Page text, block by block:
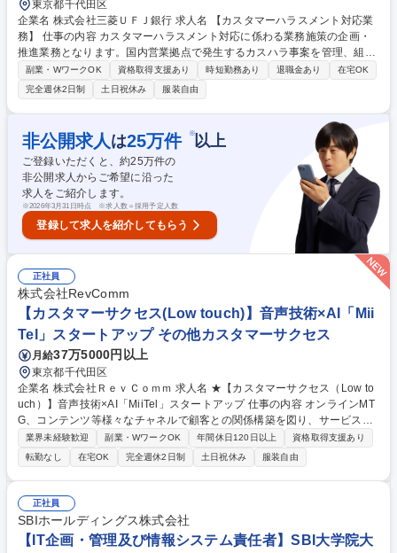
東京都千代田区
企業名 株式会社三菱ＵＦＪ銀行 求人名 【カスタマーハラスメント対応業
務】 仕事の内容 カスタマーハラスメント対応に係わる業務施策の企画・
推進業務となります。国内営業拠点で発生するカスハラ事案を管理、組織
対応の方針を整理すると共に、必要に応じて本部として現場をサポートし
ます。 【働き方】 在宅勤務制度もございます。（運用方法は室、Gr毎）
【育成・研修体制】 OJT、着任者向け部室内研修、各種行内（カテゴリー
別研修、eラーニング）も充実しております。 募集職種 【カスタマーハラ
スメント対応業務】
副業・WワークOK 資格取得支援あり 時短勤務あり 退職金あり
在宅OK
完全週休2日制
土日祝休み 服装自由
非公開求人 は25万件 ※以上
ご登録いただくと、約25万件の
非公開求人からご希望に沿った
求人をご紹介します。
※2026年3月31日時点 ※求人数＝採用予定人数
登録して求人を紹介してもらう
正社員
株式会社RevComm
【カスタマーサクセス(Low touch)】音声技術×AI「Mii
Tel」スタートアップ その他カスタマーサクセス
月給37万5000円以上
東京都千代田区
企業名 株式会社ＲｅｖＣｏｍｍ 求人名 ★【カスタマーサクセス（Low to
uch）】音声技術×AI「MiiTel」スタートアップ 仕事の内容 オンラインMT
G、コンテンツ等様々なチャネルで顧客との関係構築を図り、サービスの
利用が定着するための手法や手段を考え、企画します。 ※TechtouchとHi
ghtouchの両方を担うイメージです。 ■エンゲージメント向上 : お客様の
利用状況、利用中の課題を把握し、適切なアドバイスを提供する ■クロス
セル提案 : 随時リリースされる新機能をお客様に提案し ■アップセル提案 :
お客様社内でのご利用人数増向けてお客様のニーズを把握し、営業チーム
と連携して提案を実施 ■フォローコール：主に電話・メールを利用して活
用促進を行う 募集職種 ★【カスタマーサクセス（Low touch）】音声技術
×AI「MiiTel」スタートアップ
業界未経験歓迎 副業・WワークOK 年間休日120日以上
資格取得支援あり
転勤なし
在宅OK 完全週休2日制 土日祝休み 服装自由
正社員
SBIホールディングス株式会社
【IT企画・管理及び情報システム責任者】SBI大学院大